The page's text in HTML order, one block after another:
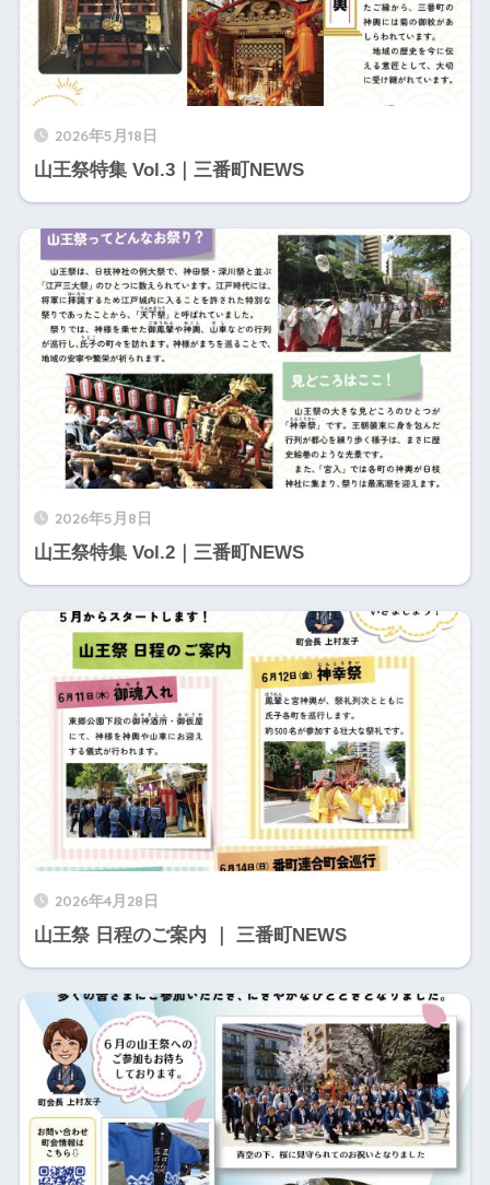
2026年5月18日
山王祭特集 Vol.3｜三番町NEWS
2026年5月8日
山王祭特集 Vol.2｜三番町NEWS
2026年4月28日
山王祭 日程のご案内 ｜ 三番町NEWS